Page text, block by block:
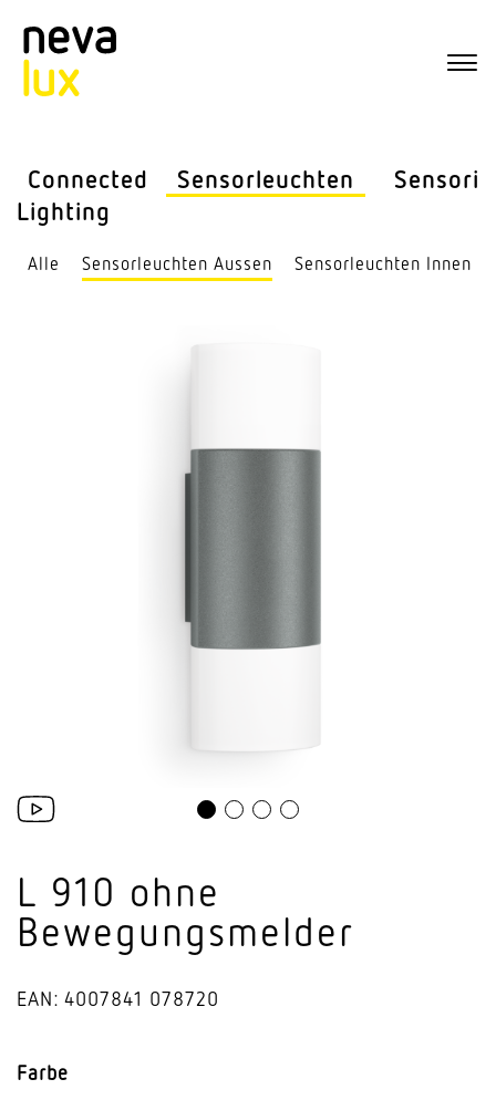
Connected
Lighting
Sensor­leuchten Sensorik
Alle Sensor­leuchten Aussen Sensor­leuchten Innen
L 910 ohne
Bewegungsmelder
EAN: 4007841 078720
Farbe